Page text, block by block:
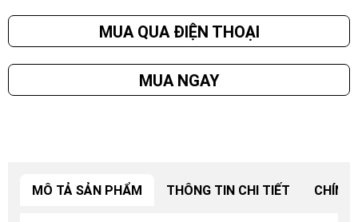
(ĐƯỢC SẮP CHỖ ĐỂ XE MIỄN PHÍ)
MUA QUA ĐIỆN THOẠI
MUA NGAY
MÔ TẢ SẢN PHẨM THÔNG TIN CHI TIẾT CHÍNH